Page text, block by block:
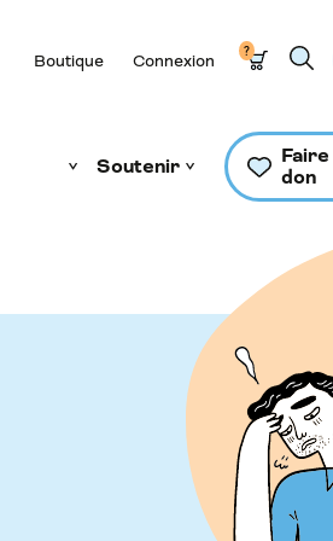
Boutique Connexion ?
Soutenir
Faire
don